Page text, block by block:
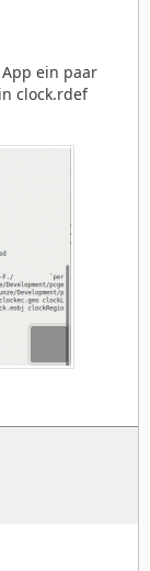
ein paar
clock.rdef